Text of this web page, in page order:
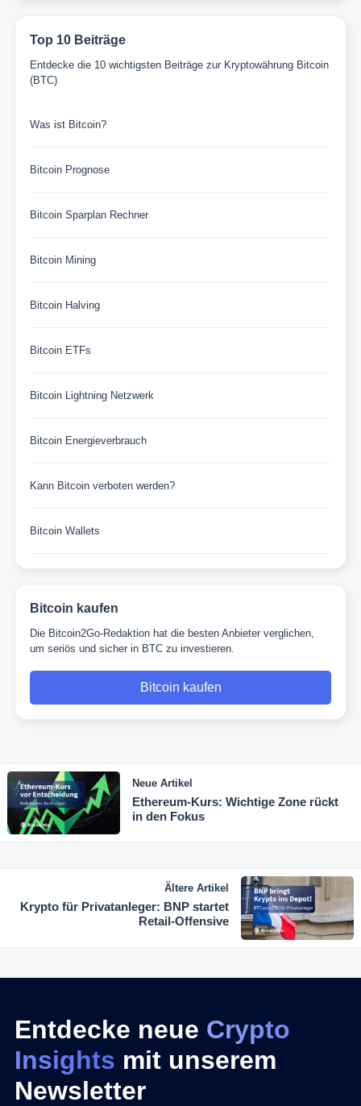
Top 10 Beiträge
Entdecke die 10 wichtigsten Beiträge zur Kryptowährung Bitcoin
(BTC)
Was ist Bitcoin?
Bitcoin Prognose
Bitcoin Sparplan Rechner
Bitcoin Mining
Bitcoin Halving
Bitcoin ETFs
Bitcoin Lightning Netzwerk
Bitcoin Energieverbrauch
Kann Bitcoin verboten werden?
Bitcoin Wallets
Bitcoin kaufen
Die Bitcoin2Go-Redaktion hat die besten Anbieter verglichen,
um seriös und sicher in BTC zu investieren.
Bitcoin kaufen
Neue Artikel
Ethereum-Kurs: Wichtige Zone rückt
in den Fokus
Ältere Artikel
Krypto für Privatanleger: BNP startet
Retail-Offensive
Entdecke neue Crypto
Insights mit unserem
Newsletter